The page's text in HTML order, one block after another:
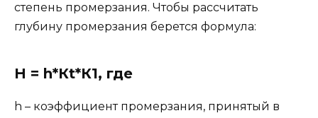
степень промерзания. Чтобы рассчитать
глубину промерзания берется формула:
Н = h*Кt*К1, где
h – коэффициент промерзания, принятый в